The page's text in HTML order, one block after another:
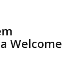
Welcome